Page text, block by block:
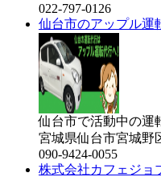
022-797-0126
仙台市のアップル運
仙台市で活動中の運
宮城県仙台市宮城野
090-9424-0055
株式会社カフェジョ